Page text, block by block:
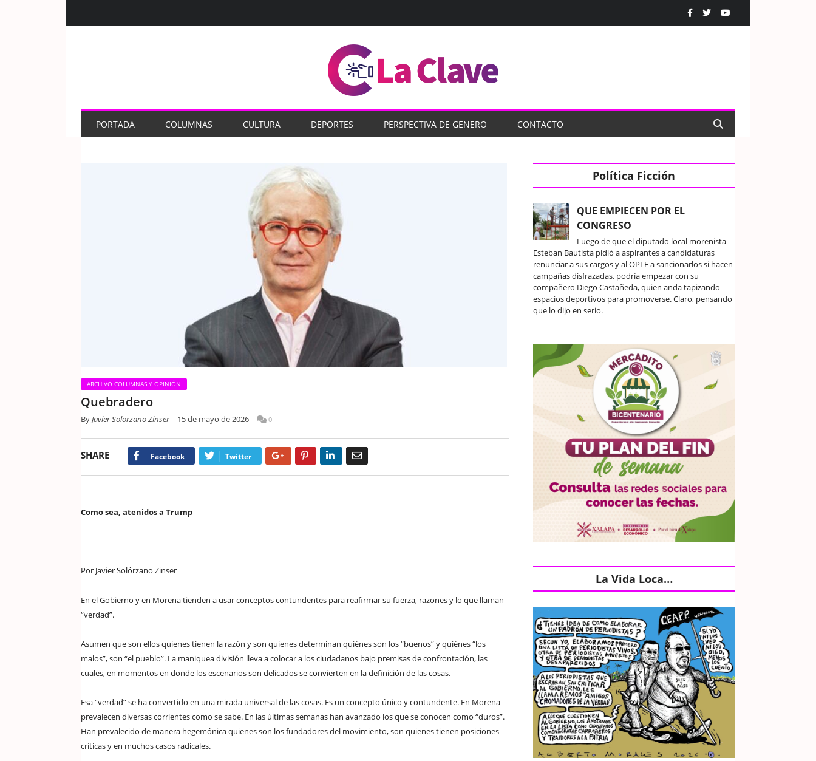
PORTADA COLUMNAS CULTURA DEPORTES PERSPECTIVA DE GENERO CONTACTO
ARCHIVO COLUMNAS Y OPINIÓN
Quebradero
ByJavier Solorzano Zinser 15 de mayo de 2026 0
SHARE Facebook Twitter Google+ Pinterest LinkedIn
Como sea, atenidos a Trump
Por Javier Solórzano Zinser
En el Gobierno y en Morena tienden a usar conceptos contundentes para reafirmar su fuerza, razones y lo que llaman
“verdad”.
Asumen que son ellos quienes tienen la razón y son quienes determinan quiénes son los “buenos” y quiénes “los
malos”, son “el pueblo”. La maniquea división lleva a colocar a los ciudadanos bajo premisas de confrontación, las
cuales, en momentos en donde los escenarios son delicados se convierten en la definición de las cosas.
Esa “verdad” se ha convertido en una mirada universal de las cosas. Es un concepto único y contundente. En Morena
prevalecen diversas corrientes como se sabe. En las últimas semanas han avanzado los que se conocen como “duros”.
Han prevalecido de manera hegemónica quienes son los fundadores del movimiento, son quienes tienen posiciones
críticas y en muchos casos radicales.
Política Ficción
QUE EMPIECEN POR EL
CONGRESO
Luego de que el diputado local morenista
Esteban Bautista pidió a aspirantes a candidaturas
renunciar a sus cargos y al OPLE a sancionarlos si hacen
campañas disfrazadas, podría empezar con su
compañero Diego Castañeda, quien anda tapizando
espacios deportivos para promoverse. Claro, pensando
que lo dijo en serio.
La Vida Loca…